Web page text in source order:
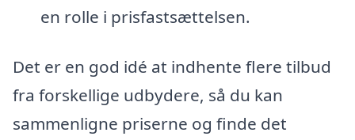
en rolle i prisfastsættelsen.
Det er en god idé at indhente flere tilbud
fra forskellige udbydere, så du kan
sammenligne priserne og finde det